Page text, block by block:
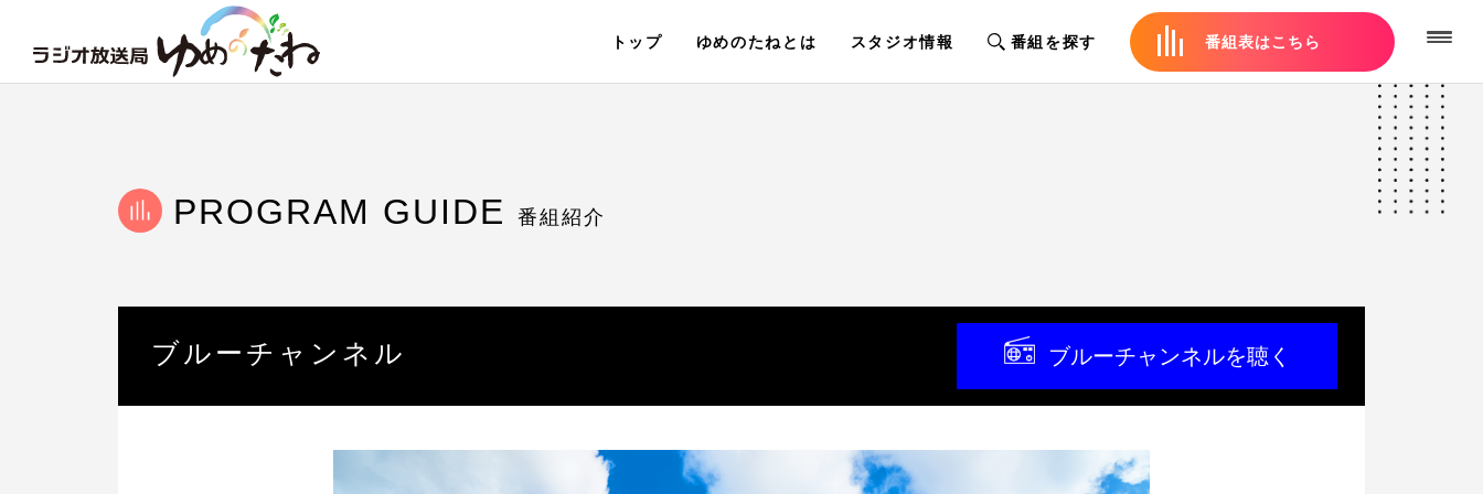
トップ ゆめのたねとは スタジオ情報 番組を探す 番組表はこちら
PROGRAM GUIDE 番組紹介
ブルーチャンネル ブルーチャンネルを聴く